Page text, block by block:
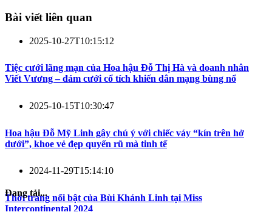
Bài viết liên quan
2025-10-27T10:15:12
Tiệc cưới lãng mạn của Hoa hậu Đỗ Thị Hà và doanh nhân
Viết Vương – đám cưới cổ tích khiến dân mạng bùng nổ
2025-10-15T10:30:47
Hoa hậu Đỗ Mỹ Linh gây chú ý với chiếc váy “kín trên hở
dưới”, khoe vẻ đẹp quyến rũ mà tinh tế
2024-11-29T15:14:10
Thời trang nổi bật của Bùi Khánh Linh tại Miss
Intercontinental 2024
Đang tải...